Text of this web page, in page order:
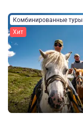
Комбинированные туры
Хит